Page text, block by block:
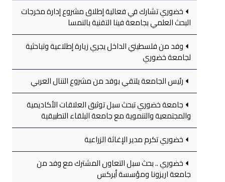
خضوري تشارك في فعالية إطلاق مشروع إدارة مخرجات
البحث العلمي بجامعة فينا التقنية بالنمسا
وفد من فلسطيني الداخل يجري زيارة إطلاعية وتباحثية
لجامعة خضوري
رئيس الجامعة يلتقي بوفد من مشروع التنال العربي
جامعة خضوري تبحث سبل توثيق العلاقات الأكاديمية
والمجتمعية والتنموية مع جامعة البلقاء التطبيقية
خضوري تكرم مدير الإغاثة الزراعية
خضوري .. بحث سبل التعاون المشترك مع وفد من
جامعة اريزونا ومؤسسة أيركس